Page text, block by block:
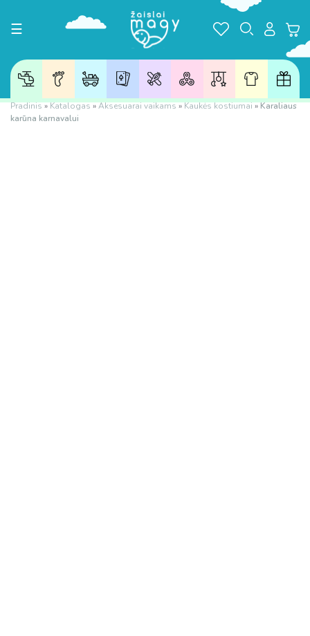
Toggle navigation
☰
Pradinis»Katalogas»Aksesuarai vaikams»Kaukės kostiumai»Karaliaus
karūna karnavalui